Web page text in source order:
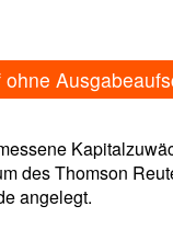
des Thomson
angelegt.